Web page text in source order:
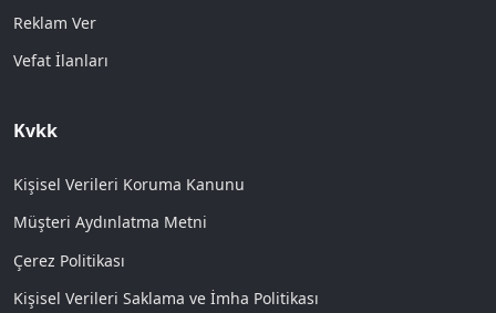
Reklam Ver
Vefat İlanları
Kvkk
Kişisel Verileri Koruma Kanunu
Müşteri Aydınlatma Metni
Çerez Politikası
Kişisel Verileri Saklama ve İmha Politikası